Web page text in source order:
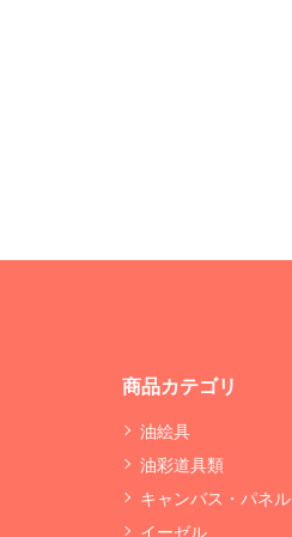
商品カテゴリ
油絵具
油彩道具類
キャンバス・パネル
イーゼル